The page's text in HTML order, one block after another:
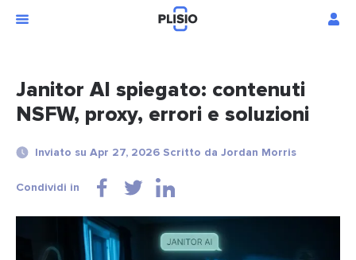
Janitor AI spiegato: contenuti
NSFW, proxy, errori e soluzioni
Inviato su Apr 27, 2026 Scritto da Jordan Morris
Condividi in